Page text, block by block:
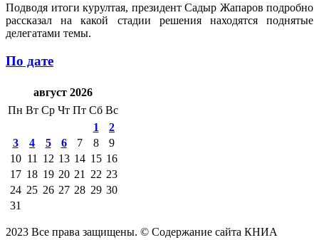
Подводя итоги курултая, президент Садыр Жапаров подробно
рассказал на какой стадии решения находятся поднятые
делегатами темы.
По дате
август 2026
Пн Вт Ср Чт Пт Сб Вс
1
2
3
4 5 6 7 8
9
10 11 12 13 14 15 16
17 18 19 20 21 22 23
24 25 26 27 28 29 30
31
2023 Все права защищены. © Содержание сайта КНИА